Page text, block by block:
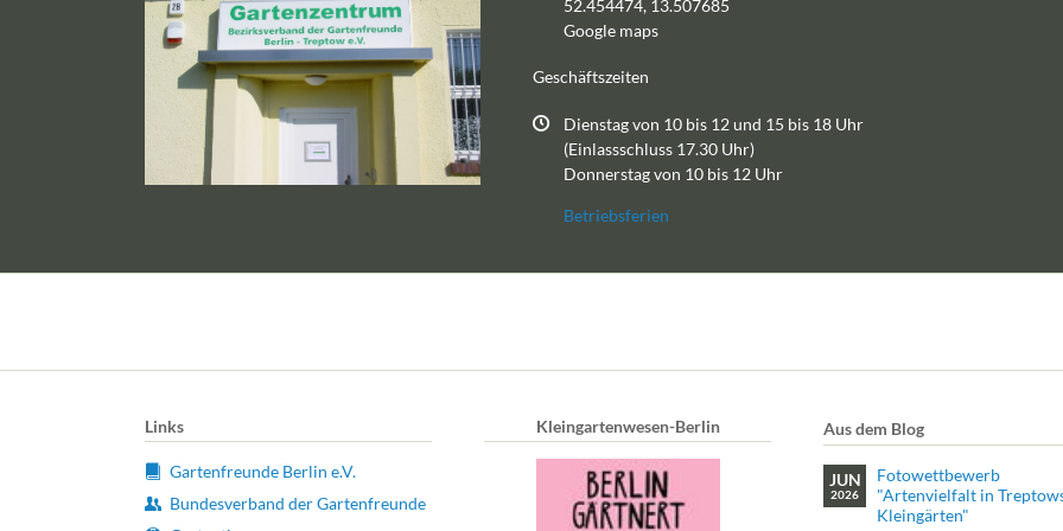
52.454474, 13.507685
Google maps
Geschäftszeiten
Dienstag von 10 bis 12 und 15 bis 18 Uhr
(Einlassschluss 17.30 Uhr)
Donnerstag von 10 bis 12 Uhr
Betriebsferien
Links
Gartenfreunde Berlin e.V.
Bundesverband der Gartenfreunde
Kleingartenwesen-Berlin Aus dem Blog
JUN
2026
Fotowettbewerb
"Artenvielfalt in
Kleingärten"